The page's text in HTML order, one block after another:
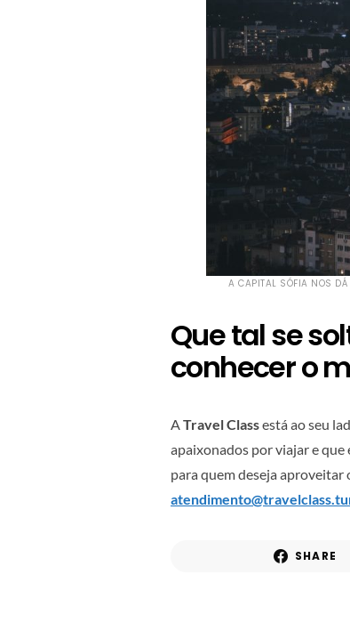
A CAPITAL SÓFIA NOS
Que tal se
conhecer o
ATravel Classestá ao seu
apaixonados por viajar e
para quem deseja aproveitar
SHARE